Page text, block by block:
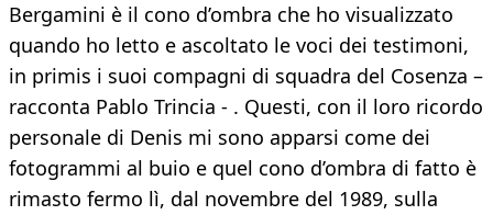
Bergamini è il cono d’ombra che ho visualizzato
quando ho letto e ascoltato le voci dei testimoni,
in primis i suoi compagni di squadra del Cosenza –
racconta Pablo Trincia - . Questi, con il loro ricordo
personale di Denis mi sono apparsi come dei
fotogrammi al buio e quel cono d’ombra di fatto è
rimasto fermo lì, dal novembre del 1989, sulla